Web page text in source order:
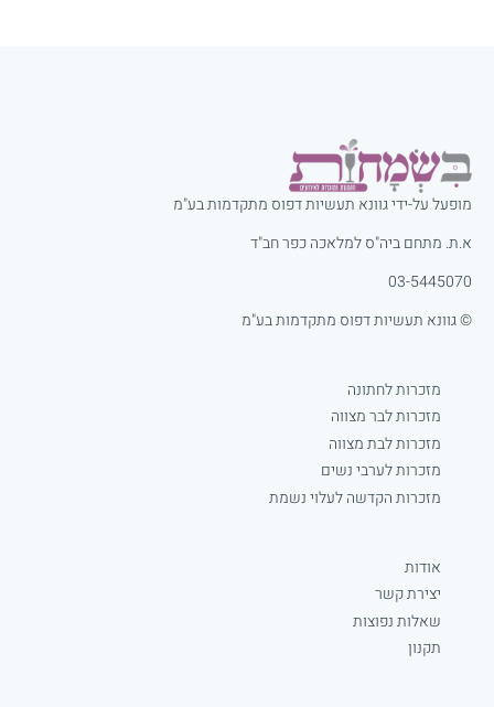
מופעל על-ידי גוונא תעשיות דפוס מתקדמות בע"מ
א.ת. מתחם ביה"ס למלאכה כפר חב"ד
03-5445070
© גוונא תעשיות דפוס מתקדמות בע"מ
מזכרות לחתונה
מזכרות לבר מצווה
מזכרות לבת מצווה
מזכרות לערבי נשים
מזכרות הקדשה לעלוי נשמת
אודות
יצירת קשר
שאלות נפוצות
תקנון